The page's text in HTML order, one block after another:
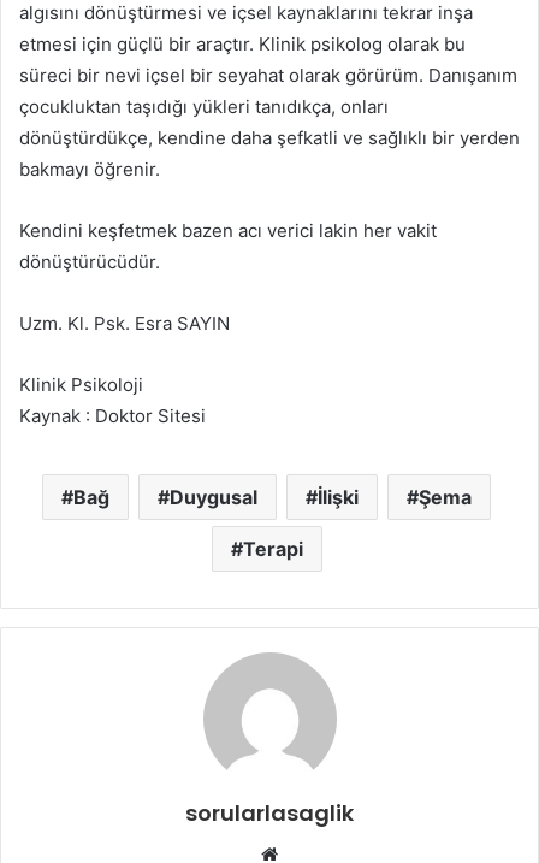
algısını dönüştürmesi ve içsel kaynaklarını tekrar inşa
etmesi için güçlü bir araçtır. Klinik psikolog olarak bu
süreci bir nevi içsel bir seyahat olarak görürüm. Danışanım
çocukluktan taşıdığı yükleri tanıdıkça, onları
dönüştürdükçe, kendine daha şefkatli ve sağlıklı bir yerden
bakmayı öğrenir.
Kendini keşfetmek bazen acı verici lakin her vakit
dönüştürücüdür.
Uzm. Kl. Psk. Esra SAYIN
Klinik Psikoloji
Kaynak : Doktor Sitesi
Bağ Duygusal İlişki Şema
Terapi
sorularlasaglik
Web